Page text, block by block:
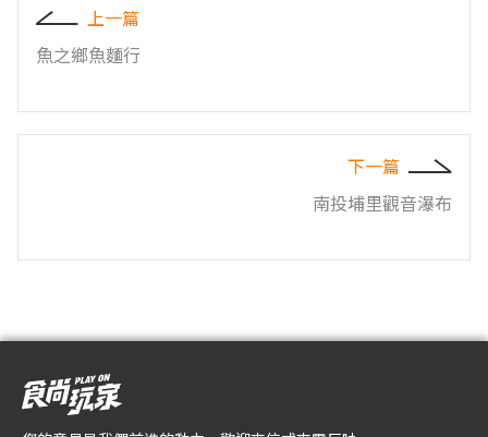
上一篇
魚之鄉魚麵行
下一篇
南投埔里觀音瀑布